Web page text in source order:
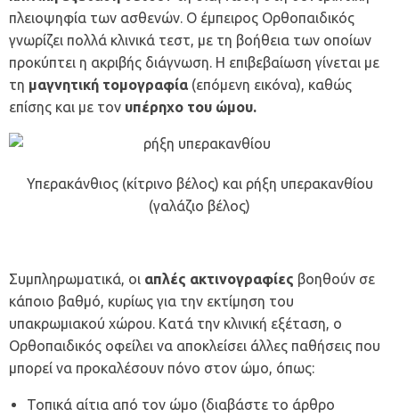
πλειοψηφία των ασθενών. Ο έμπειρος Ορθοπαιδικός
γνωρίζει πολλά κλινικά τεστ, με τη βοήθεια των οποίων
προκύπτει η ακριβής διάγνωση. Η επιβεβαίωση γίνεται με
τη μαγνητική τομογραφία(επόμενη εικόνα), καθώς
επίσης και με τον υπέρηχο του ώμου.
Υπερακάνθιος (κίτρινο βέλος) και ρήξη υπερακανθίου
(γαλάζιο βέλος)
Συμπληρωματικά, οι απλές ακτινογραφίες βοηθούν σε
κάποιο βαθμό, κυρίως για την εκτίμηση του
υπακρωμιακού χώρου. Κατά την κλινική εξέταση, ο
Ορθοπαιδικός οφείλει να αποκλείσει άλλες παθήσεις που
μπορεί να προκαλέσουν πόνο στον ώμο, όπως:
Τοπικά αίτια από τον ώμο (διαβάστε το άρθρο